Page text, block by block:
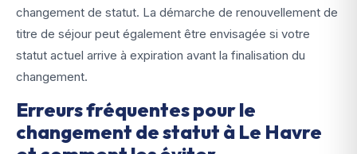
changement de statut. La démarche de renouvellement de
titre de séjour peut également être envisagée si votre
statut actuel arrive à expiration avant la finalisation du
changement.
Erreurs fréquentes pour le
changement de statut à Le Havre